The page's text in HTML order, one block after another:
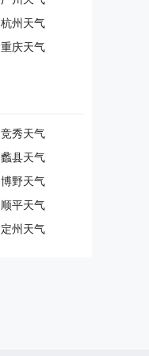
杭州天气
重庆天气
竞秀天气
蠡县天气
博野天气
顺平天气
定州天气